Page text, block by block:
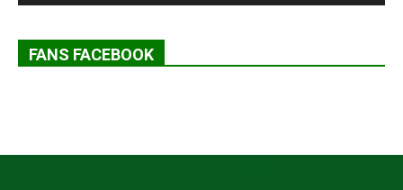
FANS FACEBOOK